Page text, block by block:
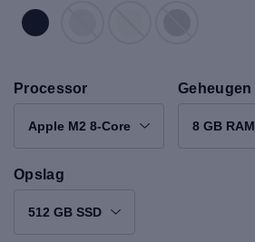
Processor
Apple M2 8-Core
Geheugen
8 GB RAM
Opslag
512 GB SSD